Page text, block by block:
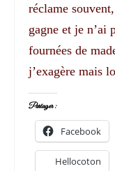
réclame
gagne et je n’ai
fournées de
j’exagère mais
Partager :
Facebook
Hellocoton